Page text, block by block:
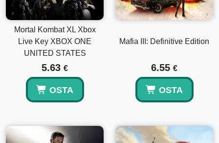
Mortal Kombat XL Xbox
Live Key XBOX ONE
UNITED STATES
5.63 €
OSTA
Mafia III: Definitive Edition
6.55 €
OSTA